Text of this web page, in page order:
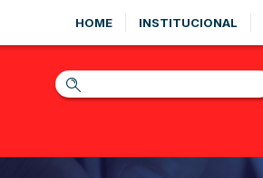
HOME INSTITUCIONAL